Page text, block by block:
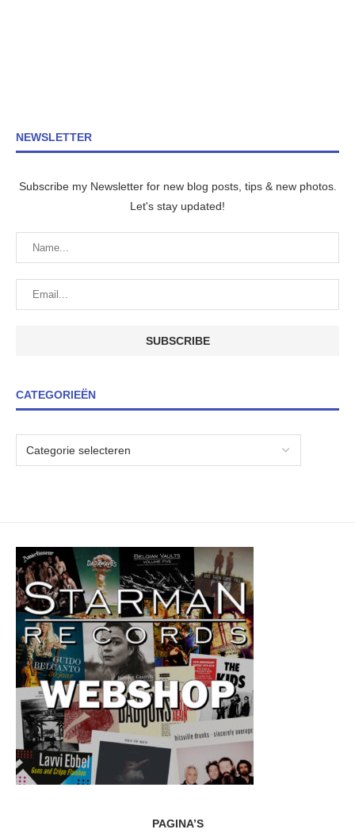
NEWSLETTER
Subscribe my Newsletter for new blog posts, tips & new photos.
Let's stay updated!
CATEGORIEËN
PAGINA’S